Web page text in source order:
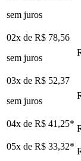
sem juros
02x de R$ 78,56
sem juros
03x de R$ 52,37
sem juros
04x de R$ 41,25*
05x de R$ 33,32*